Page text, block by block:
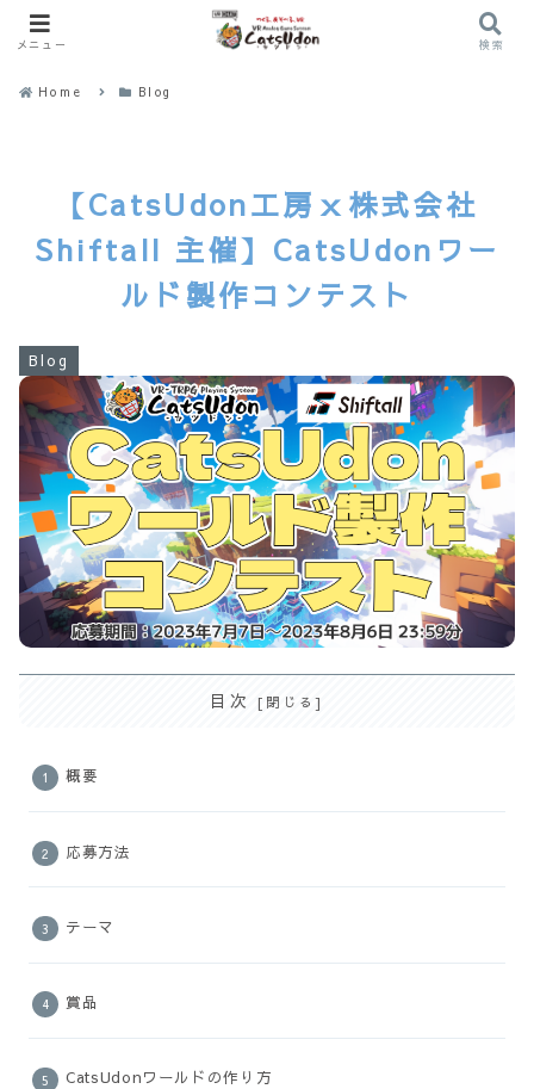
Home Blog
【CatsUdon工房ｘ株式会社
Shiftall 主催】CatsUdonワー
ルド製作コンテスト
Blog
目次
概要
応募方法
テーマ
賞品
CatsUdonワールドの作り方
メニュー 検索